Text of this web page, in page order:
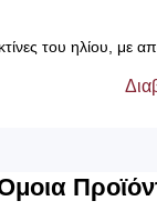
του ηλίου, με
πλύσιμο, καθώς
ήλιο.
κάτω από